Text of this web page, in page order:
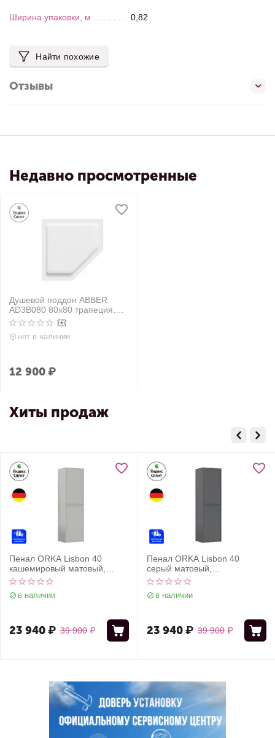
Ширина упаковки, м 0,82
Найти похожие
Отзывы
Недавно просмотренные
Душевой поддон ABBER
AD3B080 80х80 трапеция,
акриловый, белый
нет в наличии
12 900₽
Хиты продаж
Пенал ORKA Lisbon 40
кашемировый матовый,
универсальный
в наличии
39 900 ₽
23 940₽
Пенал ORKA Lisbon 40
серый матовый,
универсальный
в наличии
39 900 ₽
23 940₽